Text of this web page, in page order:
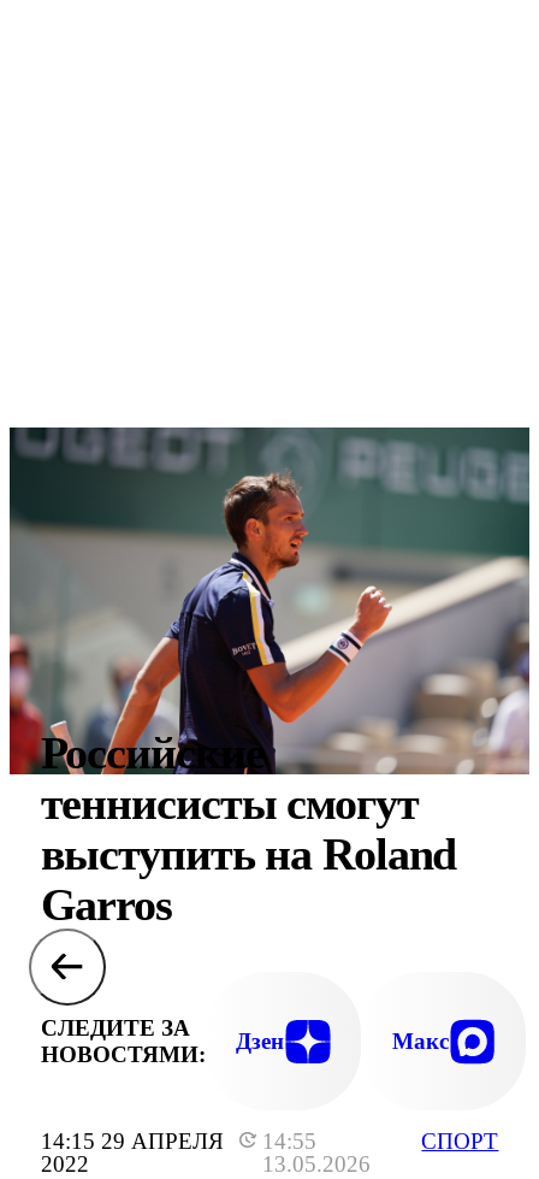
14:15 29 АПРЕЛЯ
2022
14:55
13.05.2026
СПОРТ
Российские
теннисисты смогут
выступить на Roland
Garros
СЛЕДИТЕ ЗА
НОВОСТЯМИ:
Дзен Макс